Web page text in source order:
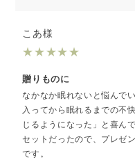
おやすみ前のひと吹きで、
・コットンポーチS
セットの香り
SLEEPING support
FOR STRESS フォーストレ
満ち足りた時間へ誘う、甘
原料：カモミール、エレミ
ラン etc.
こあ様
★★★★★
贈りものに
なかなか眠れないと悩んで
入ってから眠れるまでの不
じるようになった」と喜ん
セットだったので、プレゼ
です。